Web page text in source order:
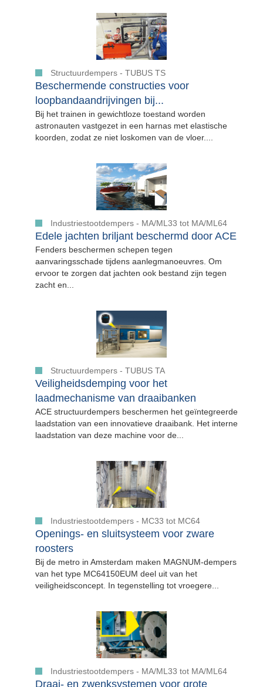
Structuurdempers - TUBUS TS
Beschermende constructies voor
loopbandaandrijvingen bij...
Bij het trainen in gewichtloze toestand worden
astronauten vastgezet in een harnas met elastische
koorden, zodat ze niet loskomen van de vloer....
Industriestootdempers - MA/ML33 tot MA/ML64
Edele jachten briljant beschermd door ACE
Fenders beschermen schepen tegen
aanvaringsschade tijdens aanlegmanoeuvres. Om
ervoor te zorgen dat jachten ook bestand zijn tegen
zacht en...
Structuurdempers - TUBUS TA
Veiligheidsdemping voor het
laadmechanisme van draaibanken
ACE structuurdempers beschermen het geïntegreerde
laadstation van een innovatieve draaibank. Het interne
laadstation van deze machine voor de...
Industriestootdempers - MC33 tot MC64
Openings- en sluitsysteem voor zware
roosters
Bij de metro in Amsterdam maken MAGNUM-dempers
van het type MC64150EUM deel uit van het
veiligheidsconcept. In tegenstelling tot vroegere...
Industriestootdempers - MA/ML33 tot MA/ML64
Draai- en zwenksystemen voor grote